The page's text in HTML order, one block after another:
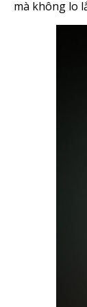
mà không lo